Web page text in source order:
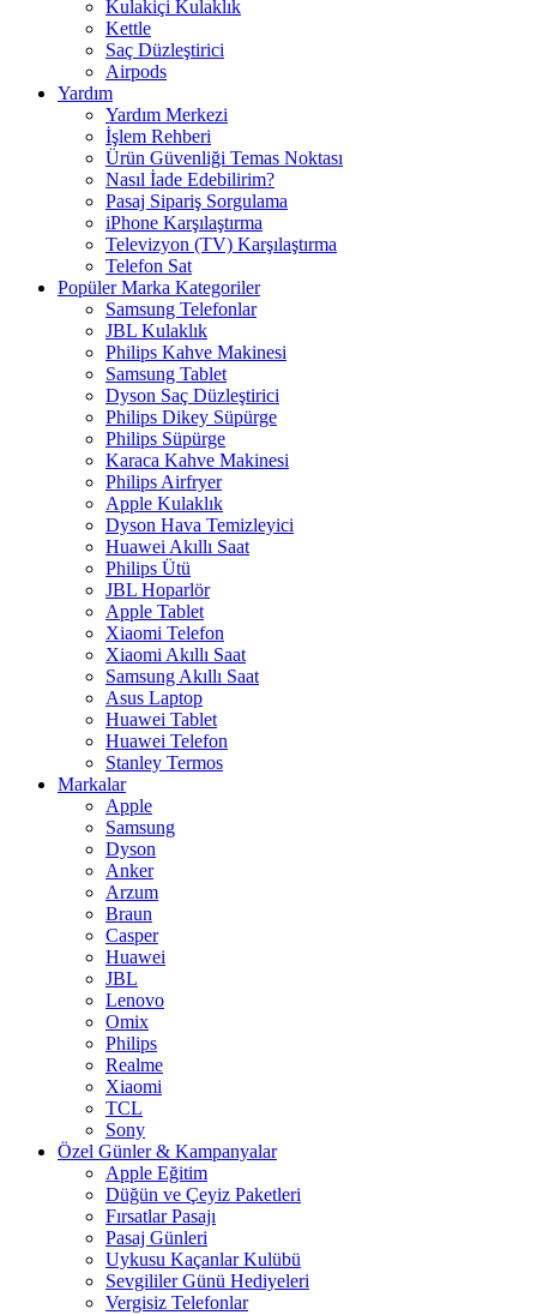
Kulakiçi Kulaklık
Kettle
Saç Düzleştirici
Airpods
Yardım
Yardım Merkezi
İşlem Rehberi
Ürün Güvenliği Temas Noktası
Nasıl İade Edebilirim?
Pasaj Sipariş Sorgulama
iPhone Karşılaştırma
Televizyon (TV) Karşılaştırma
Telefon Sat
Popüler Marka Kategoriler
Samsung Telefonlar
JBL Kulaklık
Philips Kahve Makinesi
Samsung Tablet
Dyson Saç Düzleştirici
Philips Dikey Süpürge
Philips Süpürge
Karaca Kahve Makinesi
Philips Airfryer
Apple Kulaklık
Dyson Hava Temizleyici
Huawei Akıllı Saat
Philips Ütü
JBL Hoparlör
Apple Tablet
Xiaomi Telefon
Xiaomi Akıllı Saat
Samsung Akıllı Saat
Asus Laptop
Huawei Tablet
Huawei Telefon
Stanley Termos
Markalar
Apple
Samsung
Dyson
Anker
Arzum
Braun
Casper
Huawei
JBL
Lenovo
Omix
Philips
Realme
Xiaomi
TCL
Sony
Özel Günler & Kampanyalar
Apple Eğitim
Düğün ve Çeyiz Paketleri
Fırsatlar Pasajı
Pasaj Günleri
Uykusu Kaçanlar Kulübü
Sevgililer Günü Hediyeleri
Vergisiz Telefonlar